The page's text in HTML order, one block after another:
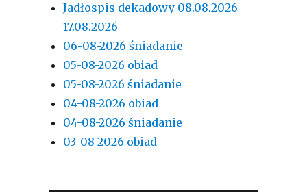
Jadłospis dekadowy 08.08.2026 –
17.08.2026
06-08-2026 śniadanie
05-08-2026 obiad
05-08-2026 śniadanie
04-08-2026 obiad
04-08-2026 śniadanie
03-08-2026 obiad